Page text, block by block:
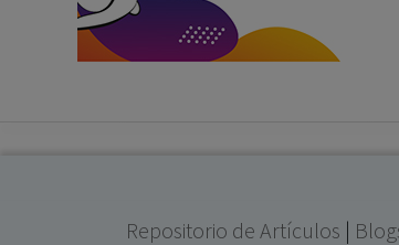
Repositorio de Artículos |